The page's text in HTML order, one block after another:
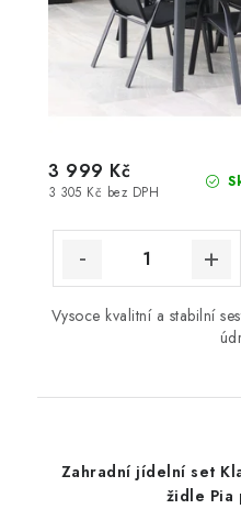
3 305 Kč bez DPH
3 999 Kč
Vysoce kvalitní a stabilní
Zahradní jídelní set
židle Pia